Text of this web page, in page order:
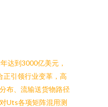
达到3000亿美元，
正引领行业变革，高
布、流输送货物路径
Uts各项矩阵混用测